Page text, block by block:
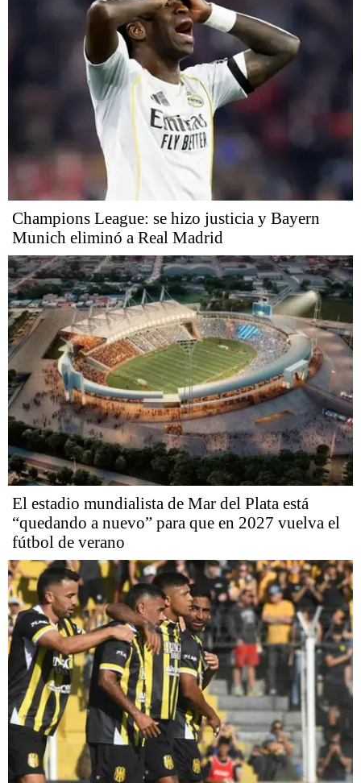
Champions League: se hizo justicia y Bayern
Munich eliminó a Real Madrid
El estadio mundialista de Mar del Plata está
“quedando a nuevo” para que en 2027 vuelva el
fútbol de verano